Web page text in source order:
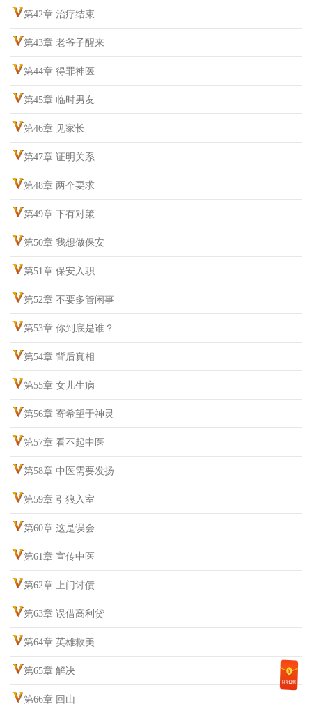
第42章 治疗结束
第43章 老爷子醒来
第44章 得罪神医
第45章 临时男友
第46章 见家长
第47章 证明关系
第48章 两个要求
第49章 下有对策
第50章 我想做保安
第51章 保安入职
第52章 不要多管闲事
第53章 你到底是谁？
第54章 背后真相
第55章 女儿生病
第56章 寄希望于神灵
第57章 看不起中医
第58章 中医需要发扬
第59章 引狼入室
第60章 这是误会
第61章 宣传中医
第62章 上门讨债
第63章 误借高利贷
第64章 英雄救美
第65章 解决
第66章 回山